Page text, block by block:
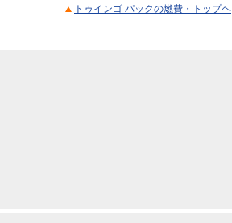
トゥインゴ パックの燃費・トップヘ